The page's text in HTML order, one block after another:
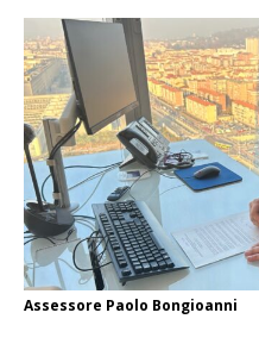
Assessore Paolo Bongioanni